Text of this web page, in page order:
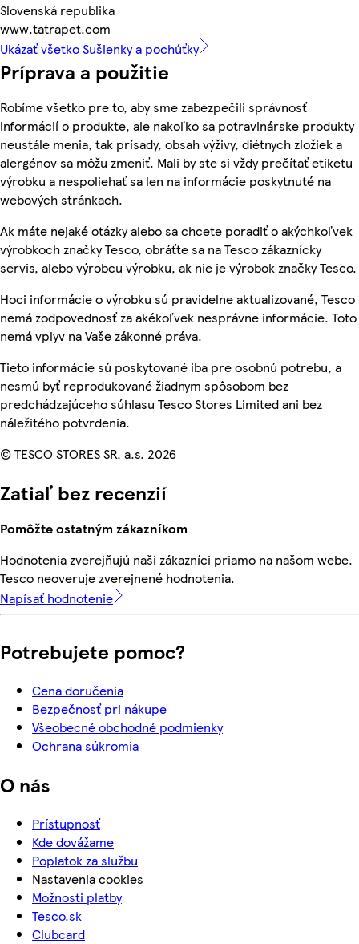
Slovenská republika
www.tatrapet.com
Ukázať všetko Sušienky a pochúťky
Príprava a použitie
Robíme všetko pre to, aby sme zabezpečili správnosť
informácií o produkte, ale nakoľko sa potravinárske produkty
neustále menia, tak prísady, obsah výživy, diétnych zložiek a
alergénov sa môžu zmeniť. Mali by ste si vždy prečítať etiketu
výrobku a nespoliehať sa len na informácie poskytnuté na
webových stránkach.
Ak máte nejaké otázky alebo sa chcete poradiť o akýchkoľvek
výrobkoch značky Tesco, obráťte sa na Tesco zákaznícky
servis, alebo výrobcu výrobku, ak nie je výrobok značky Tesco.
Hoci informácie o výrobku sú pravidelne aktualizované, Tesco
nemá zodpovednosť za akékoľvek nesprávne informácie. Toto
nemá vplyv na Vaše zákonné práva.
Tieto informácie sú poskytované iba pre osobnú potrebu, a
nesmú byť reprodukované žiadnym spôsobom bez
predchádzajúceho súhlasu Tesco Stores Limited ani bez
náležitého potvrdenia.
© TESCO STORES SR, a.s. 2026
Zatiaľ bez recenzií
Pomôžte ostatným zákazníkom
Hodnotenia zverejňujú naši zákazníci priamo na našom webe.
Tesco neoveruje zverejnené hodnotenia.
Napísať hodnotenie
Potrebujete pomoc?
Cena doručenia
Bezpečnosť pri nákupe
Všeobecné obchodné podmienky
Ochrana súkromia
O nás
Prístupnosť
Kde dovážame
Poplatok za službu
Nastavenia cookies
Možnosti platby
Tesco.sk
Clubcard